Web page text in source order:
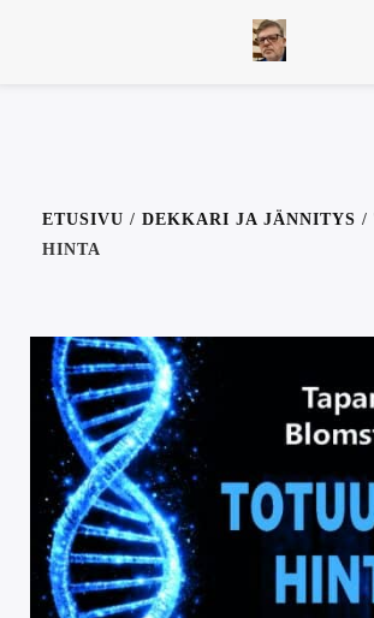
ETUSIVU / DEKKARI JA JÄNNITYS /
HINTA